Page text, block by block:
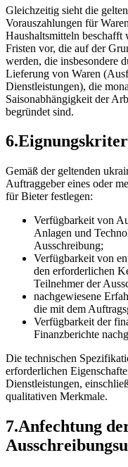
Gleichzeitig sieht die
Vorauszahlungen für
Haushaltsmitteln beschafft
Fristen vor, die auf der
werden, die insbesondere
Lieferung von Waren
Dienstleistungen), die
Saisonabhängigkeit der
begründet sind.
Gemäß der geltenden
Auftraggeber eines oder
für Bieter festlegen:
Verfügbarkeit von
Anlagen und
Ausschreibung;
Verfügbarkeit von
den erforderlichen
Teilnehmer der
nachgewiesene
die mit dem
Verfügbarkeit der
Finanzberichte
Die technischen
erforderlichen
Dienstleistungen,
qualitativen Merkmale.
7.Anfechtung